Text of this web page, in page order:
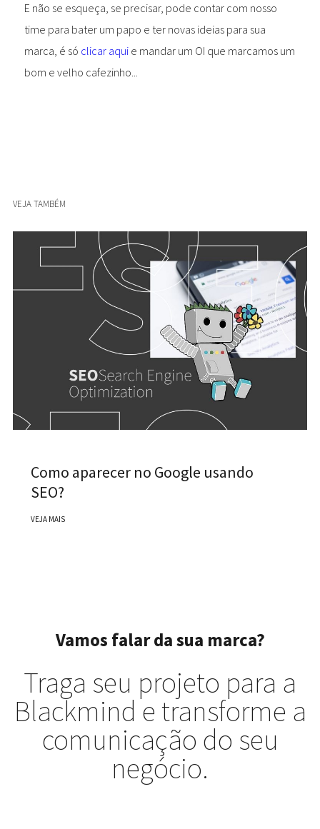
E não se esqueça, se precisar, pode contar com nosso
time para bater um papo e ter novas ideias para sua
marca, é só clicar aqui e mandar um OI que marcamos um
bom e velho cafezinho...
VEJA TAMBÉM
Como aparecer no Google usando
SEO?
VEJA MAIS
Vamos falar da sua marca?
Traga seu projeto para a
Blackmind e transforme a
comunicação do seu
negócio.